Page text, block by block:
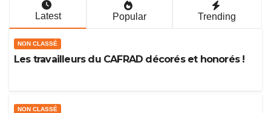
Latest Popular Trending
NON CLASSÉ
Les travailleurs du CAFRAD décorés et honorés !
NON CLASSÉ